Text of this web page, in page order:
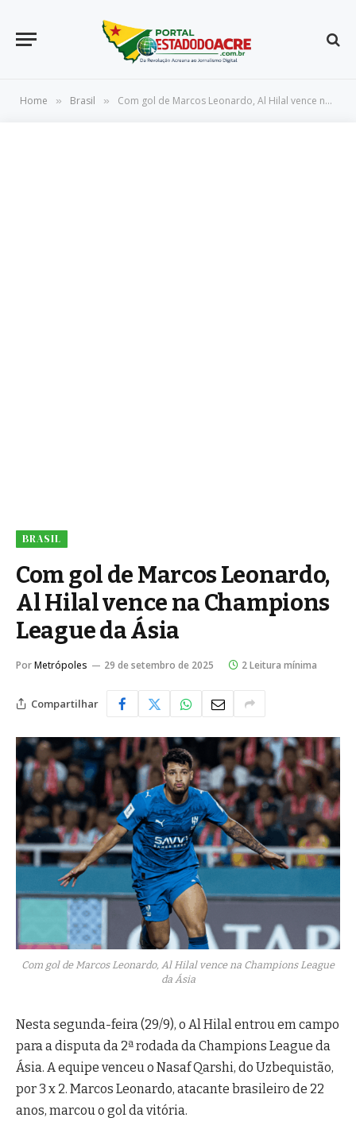
Home » Brasil » Com gol de Marcos Leonardo, Al Hilal vence na Champions League da Ásia
BRASIL
Com gol de Marcos Leonardo,
Al Hilal vence na Champions
League da Ásia
PorMetrópoles 29 de setembro de 2025 2 Leitura mínima
Compartilhar
Com gol de Marcos Leonardo, Al Hilal vence na Champions League
da Ásia
Nesta segunda-feira (29/9), o Al Hilal entrou em campo
para a disputa da 2ª rodada da Champions League da
Ásia. A equipe venceu o Nasaf Qarshi, do Uzbequistão,
por 3 x 2. Marcos Leonardo, atacante brasileiro de 22
anos, marcou o gol da vitória.